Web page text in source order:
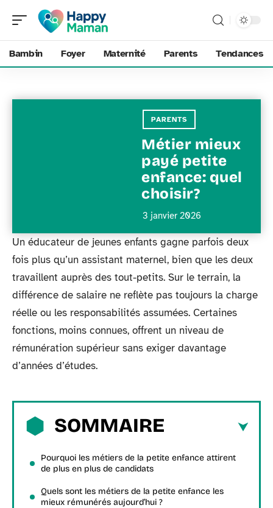
Bambin Foyer Maternité Parents Tendances
PARENTS
Métier mieux
payé petite
enfance: quel
choisir?
3 janvier 2026
Un éducateur de jeunes enfants gagne parfois deux
fois plus qu’un assistant maternel, bien que les deux
travaillent auprès des tout-petits. Sur le terrain, la
différence de salaire ne reflète pas toujours la charge
réelle ou les responsabilités assumées. Certaines
fonctions, moins connues, offrent un niveau de
rémunération supérieur sans exiger davantage
d’années d’études.
SOMMAIRE
Pourquoi les métiers de la petite enfance attirent
de plus en plus de candidats
Quels sont les métiers de la petite enfance les
mieux rémunérés aujourd’hui ?